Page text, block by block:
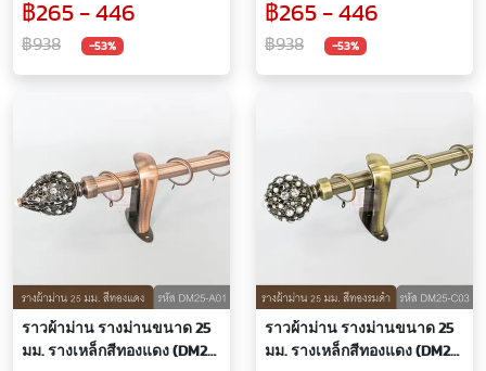
฿265 - 446
฿938 -53%
฿265 - 446
฿938 -53%
ราวผ้าม่าน รางม่านขนาด 25
มม. รางเหล็กสีทองแดง (DM25-
ราวผ้าม่าน รางม่านขนาด 25
มม. รางเหล็กสีทองแดง (DM25-